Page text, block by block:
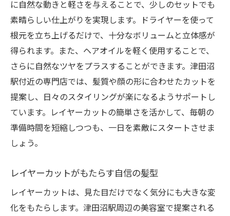
に自然な動きと軽さを与えることで、少しのセットでも
素晴らしい仕上がりを実現します。ドライヤーを使って
根元を立ち上げるだけで、十分なボリュームと立体感が
得られます。また、ヘアオイルを軽く使用することで、
さらに自然なツヤをプラスすることができます。津田沼
駅付近の専門店では、髪質や顔の形に合わせたカットを
提案し、日々のスタイリングが楽になるようサポートし
ています。レイヤーカットの簡単さを活かして、毎朝の
準備時間を短縮しつつも、一日を素敵にスタートさせま
しょう。
レイヤーカットがもたらす自信の髪型
レイヤーカットは、見た目だけでなく気分にも大きな変
化をもたらします。津田沼駅周辺の美容室で提案される